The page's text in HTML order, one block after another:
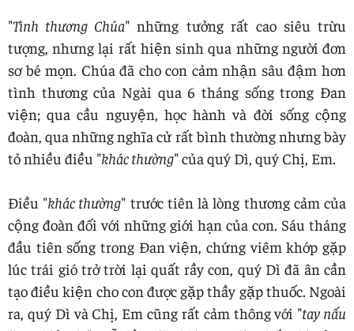
"Tình thương Chúa" những tưởng rất cao siêu trừu
tượng, nhưng lại rất hiện sinh qua những người đơn
sơ bé mọn. Chúa đã cho con cảm nhận sâu đậm hơn
tình thương của Ngài qua 6 tháng sống trong Đan
viện; qua cầu nguyện, học hành và đời sống cộng
đoàn, qua những nghĩa cử rất bình thường nhưng bày
tỏ nhiều điều "khác thường" của quý Dì, quý Chị, Em.
Điều "khác thường" trước tiên là lòng thương cảm của
cộng đoàn đối với những giới hạn của con. Sáu tháng
đầu tiên sống trong Đan viện, chứng viêm khớp gặp
lúc trái gió trở trời lại quất rầy con, quý Dì đã ân cần
tạo điều kiện cho con được gặp thầy gặp thuốc. Ngoài
ra, quý Dì và Chị, Em cũng rất cảm thông với "tay nấu